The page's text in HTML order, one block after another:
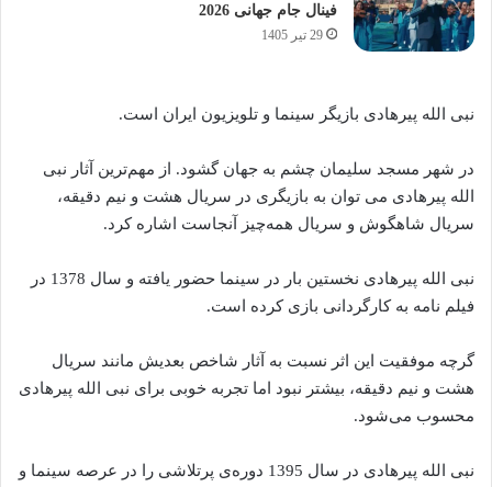
فینال جام جهانی 2026
29 تیر 1405
نبی الله پیرهادی بازیگر سینما و تلویزیون ایران است.
در شهر مسجد سلیمان چشم به جهان گشود. از مهم‌ترین آثار نبی
الله پیرهادی می‌ توان به بازیگری در سریال هشت و نیم دقیقه،
سریال شاهگوش و سریال همه‌چیز آنجاست اشاره کرد.
نبی الله پیرهادی نخستین بار در سینما حضور یافته‌‌ و سال 1378 در
فیلم نامه به کارگردانی بازی کرده‌ است.
گرچه موفقیت این اثر نسبت به آثار شاخص بعدیش مانند سریال
هشت و نیم دقیقه، بیشتر نبود اما تجربه خوبی برای نبی الله پیرهادی
محسوب می‌شود.
نبی الله پیرهادی در سال 1395 دوره‌ی پرتلاشی را در عرصه سینما و